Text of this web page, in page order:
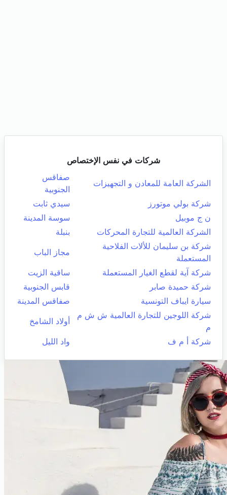
شركات في نفس الإختصاص
الشركة العامة للمعادن و التجهيزات
صفاقس
الجنوبية
شركة بولي موتورز
سيدي ثابت
ن ج موبيل
سوسة المدينة
الشركة العالمية للتجارة المحركات
بنبلة
شركة بن سليمان للألات الفلاحية
المستعملة
مجاز الباب
شركة آية لقطع الغيار المستعملة
ساقية الزيت
شركة حميدة صابر
قابس الجنوبية
سيارة ايباف التونسية
صفاقس المدينة
شركة اللوجين للتجارة العالمية ش ش م
م
أولاد الشامخ
شركة أ م ف واد الليل